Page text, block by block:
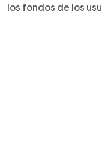
los fondos de los